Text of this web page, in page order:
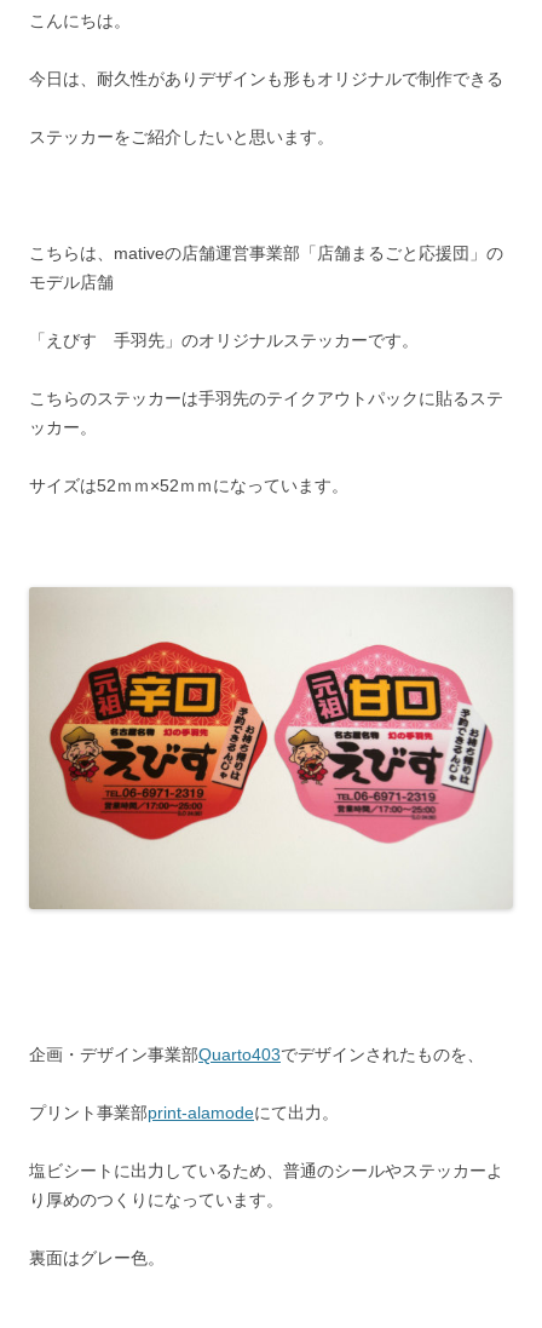
こんにちは。
今日は、耐久性がありデザインも形もオリジナルで制作できる
ステッカーをご紹介したいと思います。
こちらは、mativeの店舗運営事業部「店舗まるごと応援団」の
モデル店舗
「えびす 手羽先」のオリジナルステッカーです。
こちらのステッカーは手羽先のテイクアウトパックに貼るステ
ッカー。
サイズは52ｍｍ×52ｍｍになっています。
企画・デザイン事業部Quarto403でデザインされたものを、
プリント事業部print-alamodeにて出力。
塩ビシートに出力しているため、普通のシールやステッカーよ
り厚めのつくりになっています。
裏面はグレー色。